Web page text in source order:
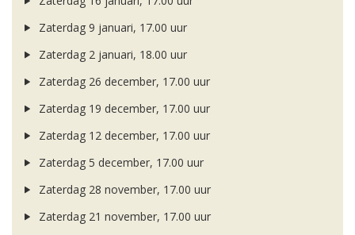
Zaterdag 9 januari, 17.00 uur
Zaterdag 2 januari, 18.00 uur
Zaterdag 26 december, 17.00 uur
Zaterdag 19 december, 17.00 uur
Zaterdag 12 december, 17.00 uur
Zaterdag 5 december, 17.00 uur
Zaterdag 28 november, 17.00 uur
Zaterdag 21 november, 17.00 uur